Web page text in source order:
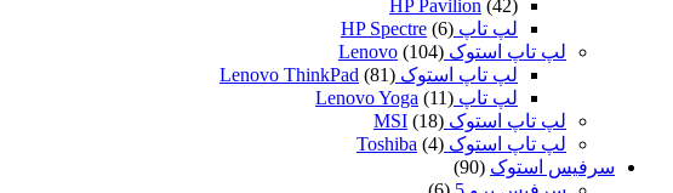
HP Pavilion (42)
لپ تاپ HP Spectre (6)
لپ تاپ استوک Lenovo (104)
لپ تاپ استوک Lenovo ThinkPad (81)
لپ تاپ Lenovo Yoga (11)
لپ تاپ استوک MSI (18)
لپ تاپ استوک Toshiba (4)
سرفیس استوک (90)